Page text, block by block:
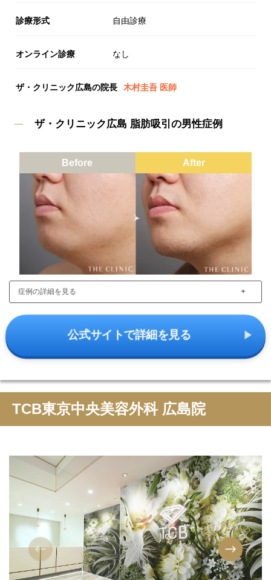
診療形式 自由診療
オンライン診療 なし
ザ・クリニック広島の院長 木村圭吾 医師
ザ・クリニック広島 脂肪吸引の男性症例
Before After
症例の詳細を見る ＋
公式サイトで詳細を見る
TCB東京中央美容外科 広島院